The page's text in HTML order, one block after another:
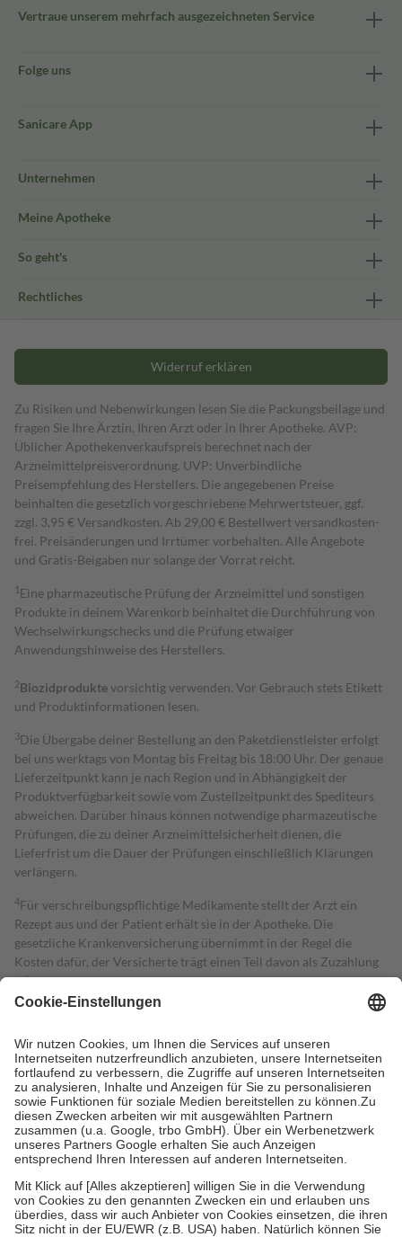
Vertraue unserem mehrfach ausgezeichneten Service
Folge uns
Sanicare App
Unternehmen
Meine Apotheke
So geht's
Rechtliches
Widerruf erklären
Zu Risiken und Nebenwirkungen lesen Sie die Packungsbeilage und
fragen Sie Ihre Ärztin, Ihren Arzt oder in Ihrer Apotheke. AVP:
Üblicher Apothekenverkaufspreis berechnet nach der
Arzneimittelpreisverordnung. UVP: Unverbindliche
Preisempfehlung des Herstellers. Die angegebenen Preise
beinhalten die gesetzlich vorgeschriebene Mehrwertsteuer, ggf.
zzgl. 3,95 € Versandkosten. Ab 29,00 € Bestell­wert versand­kosten­
frei. Preisänderungen und Irrtümer vorbehalten. Alle Angebote
und Gratis-Beigaben nur solange der Vorrat reicht.
1 Eine pharmazeutische Prüfung der Arzneimittel und sonstigen
Produkte in deinem Warenkorb beinhaltet die Durchführung von
Wechselwirkungschecks und die Prüfung etwaiger
Anwendungshinweise des Herstellers.
2Biozidproduktevorsichtig verwenden. Vor Gebrauch stets Etikett
und Produktinformationen lesen.
3Die Übergabe deiner Bestellung an den Paketdienstleister erfolgt
bei uns werktags von Montag bis Freitag bis 18:00 Uhr. Der genaue
Lieferzeitpunkt kann je nach Region und in Abhängigkeit der
Produktverfügbarkeit sowie vom Zustellzeitpunkt des Spediteurs
abweichen. Darüber hinaus können notwendige pharmazeutische
Prüfungen, die zu deiner Arzneimittelsicherheit dienen, die
Lieferfrist um die Dauer der Prüfungen einschließlich Klärungen
verlängern.
4Für verschreibungspflichtige Medikamente stellt der Arzt ein
Rezept aus und der Patient erhält sie in der Apotheke. Die
gesetzliche Krankenversicherung übernimmt in der Regel die
Kosten dafür, der Versicherte trägt einen Teil davon als Zuzahlung
mit.
Grundsätzlich leisten Mitglieder Zuzahlungen in Höhe von zehn
höchstens zehn Euro.
Es sind jedoch nie mehr als die tatsächlichen
Kosten der Leistung zu entrichten.
Diese Regeln gelten grundsätzlich auch für Online-Apotheken.
Bei Heilmitteln und häuslicher Krankenpflege beträgt die
Zuzahlung zehn Prozent der Kosten sowie zehn Euro je
Verordnung.
Um das Engagement der Versicherten für ihre eigene Gesundheit zu
stärken und die besondere Stellung der Familie zu unterstützen,
fallenkeine Zuzahlungenan bei:
• Kindern und Jugendlichen bis zum vollendeten 18. Lebensjahr
mit Ausnahme der Fahrkosten